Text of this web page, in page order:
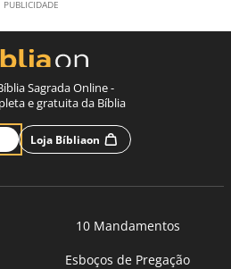
Sagrada Online -
e gratuita da Bíblia
Loja Bíbliaon
10 Mandamentos
Esboços de Pregação